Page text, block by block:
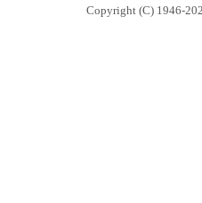
Copyright (C) 1946-